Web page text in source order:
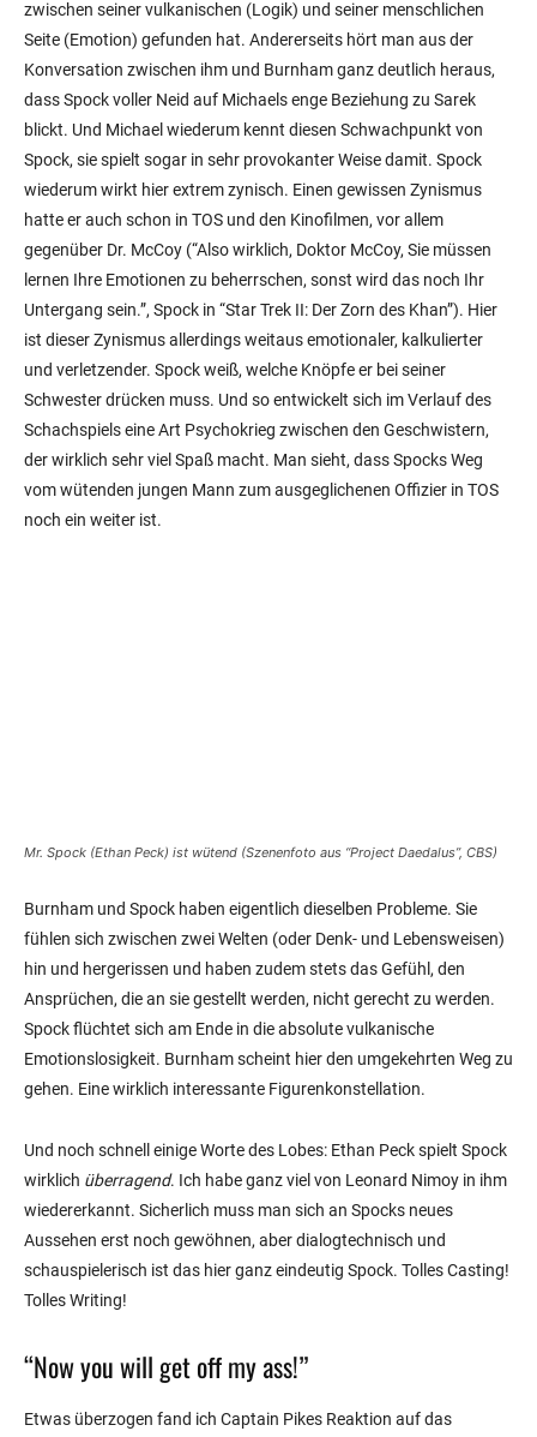
zwischen seiner vulkanischen (Logik) und seiner menschlichen
Seite (Emotion) gefunden hat. Andererseits hört man aus der
Konversation zwischen ihm und Burnham ganz deutlich heraus,
dass Spock voller Neid auf Michaels enge Beziehung zu Sarek
blickt. Und Michael wiederum kennt diesen Schwachpunkt von
Spock, sie spielt sogar in sehr provokanter Weise damit. Spock
wiederum wirkt hier extrem zynisch. Einen gewissen Zynismus
hatte er auch schon in TOS und den Kinofilmen, vor allem
gegenüber Dr. McCoy (“Also wirklich, Doktor McCoy, Sie müssen
lernen Ihre Emotionen zu beherrschen, sonst wird das noch Ihr
Untergang sein.”, Spock in “Star Trek II: Der Zorn des Khan”). Hier
ist dieser Zynismus allerdings weitaus emotionaler, kalkulierter
und verletzender. Spock weiß, welche Knöpfe er bei seiner
Schwester drücken muss. Und so entwickelt sich im Verlauf des
Schachspiels eine Art Psychokrieg zwischen den Geschwistern,
der wirklich sehr viel Spaß macht. Man sieht, dass Spocks Weg
vom wütenden jungen Mann zum ausgeglichenen Offizier in TOS
noch ein weiter ist.
Mr. Spock (Ethan Peck) ist wütend (Szenenfoto aus “Project Daedalus”, CBS)
Burnham und Spock haben eigentlich dieselben Probleme. Sie
fühlen sich zwischen zwei Welten (oder Denk- und Lebensweisen)
hin und hergerissen und haben zudem stets das Gefühl, den
Ansprüchen, die an sie gestellt werden, nicht gerecht zu werden.
Spock flüchtet sich am Ende in die absolute vulkanische
Emotionslosigkeit. Burnham scheint hier den umgekehrten Weg zu
gehen. Eine wirklich interessante Figurenkonstellation.
Und noch schnell einige Worte des Lobes: Ethan Peck spielt Spock
wirklich überragend. Ich habe ganz viel von Leonard Nimoy in ihm
wiedererkannt. Sicherlich muss man sich an Spocks neues
Aussehen erst noch gewöhnen, aber dialogtechnisch und
schauspielerisch ist das hier ganz eindeutig Spock. Tolles Casting!
Tolles Writing!
“Now you will get off my ass!”
Etwas überzogen fand ich Captain Pikes Reaktion auf das